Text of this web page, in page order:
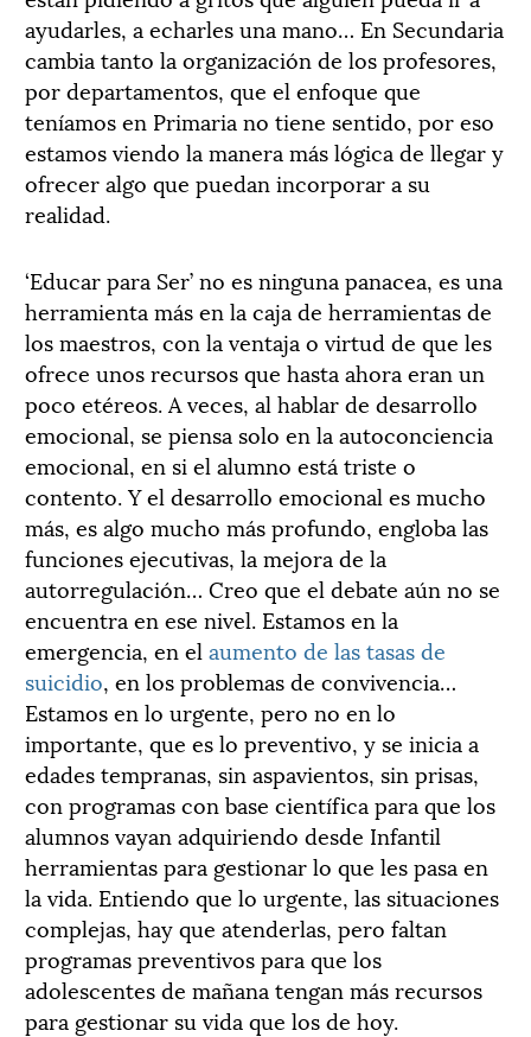
ayudarles, a echarles una mano… En Secundaria
cambia tanto la organización de los profesores,
por departamentos, que el enfoque que
teníamos en Primaria no tiene sentido, por eso
estamos viendo la manera más lógica de llegar y
ofrecer algo que puedan incorporar a su
realidad.
‘Educar para Ser’ no es ninguna panacea, es una
herramienta más en la caja de herramientas de
los maestros, con la ventaja o virtud de que les
ofrece unos recursos que hasta ahora eran un
poco etéreos. A veces, al hablar de desarrollo
emocional, se piensa solo en la autoconciencia
emocional, en si el alumno está triste o
contento. Y el desarrollo emocional es mucho
más, es algo mucho más profundo, engloba las
funciones ejecutivas, la mejora de la
autorregulación… Creo que el debate aún no se
encuentra en ese nivel. Estamos en la
emergencia, en el aumento de las tasas de
suicidio, en los problemas de convivencia…
Estamos en lo urgente, pero no en lo
importante, que es lo preventivo, y se inicia a
edades tempranas, sin aspavientos, sin prisas,
con programas con base científica para que los
alumnos vayan adquiriendo desde Infantil
herramientas para gestionar lo que les pasa en
la vida. Entiendo que lo urgente, las situaciones
complejas, hay que atenderlas, pero faltan
programas preventivos para que los
adolescentes de mañana tengan más recursos
para gestionar su vida que los de hoy.